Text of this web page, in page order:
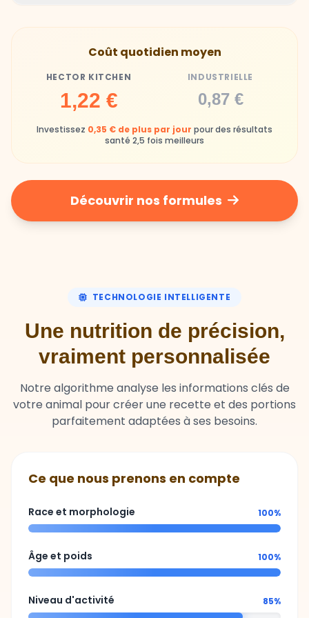
Industrielle
chimiques
Industrielle
Repas souvent boudés ou mangés sans plaisir
Coût quotidien moyen
HECTOR KITCHEN
1,22 €
INDUSTRIELLE
0,87 €
Investissez 0,35 € de plus par jour pour des résultats
santé 2,5 fois meilleurs
Découvrir nos formules
TECHNOLOGIE INTELLIGENTE
Une nutrition de précision,
vraiment personnalisée
Notre algorithme analyse les informations clés de
votre animal pour créer une recette et des portions
parfaitement adaptées à ses besoins.
Ce que nous prenons en compte
Race et morphologie 100%
Âge et poids 100%
Niveau d'activité 85%